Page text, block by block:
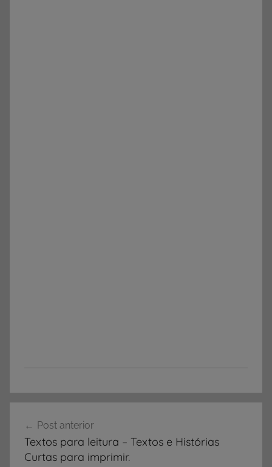
de
Post
Post anterior
Textos para leitura – Textos e Histórias
Curtas para imprimir.